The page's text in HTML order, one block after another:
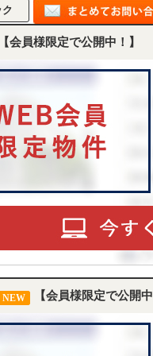
【会員様限定で公開中！】
NEW 【会員様限定で公開